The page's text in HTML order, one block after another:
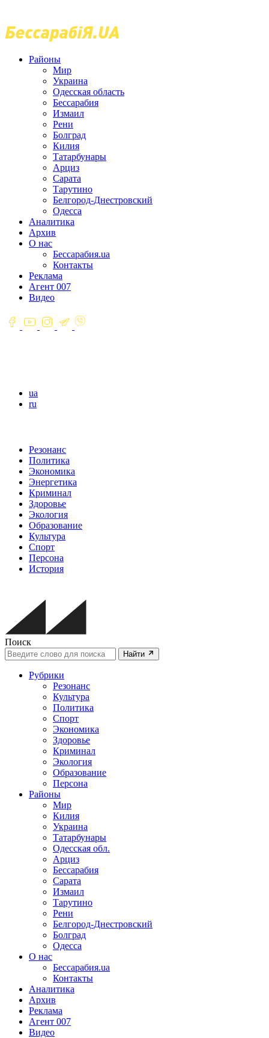
Районы
Мир
Украина
Одесская область
Бессарабия
Измаил
Рени
Болград
Килия
Татарбунары
Арциз
Сарата
Тарутино
Белгород-Днестровский
Одесса
Аналитика
Архив
О нас
Бессарабия.ua
Контакты
Реклама
Агент 007
Видео
ua
ru
Резонанс
Политика
Экономика
Энергетика
Криминал
Здоровье
Экология
Образование
Культура
Спорт
Персона
История
Поиск
Найти
Рубрики
Резонанс
Культура
Политика
Спорт
Экономика
Здоровье
Криминал
Экология
Образование
Персона
Районы
Мир
Килия
Украина
Татарбунары
Одесская обл.
Арциз
Бессарабия
Сарата
Измаил
Тарутино
Рени
Белгород-Днестровский
Болград
Одесса
О нас
Бессарабия.ua
Контакты
Аналитика
Архив
Реклама
Агент 007
Видео